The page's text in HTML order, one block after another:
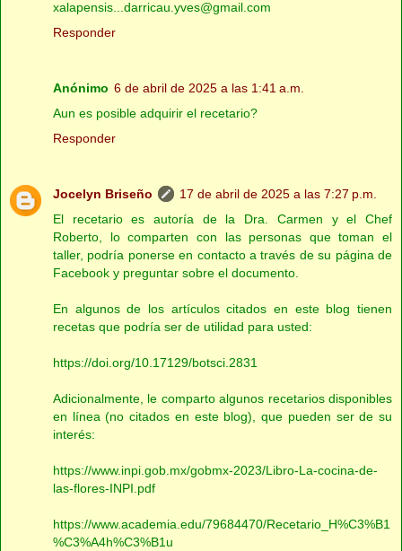
xalapensis...darricau.yves@gmail.com
Responder
Anónimo 6 de abril de 2025 a las 1:41 a.m.
Aun es posible adquirir el recetario?
Responder
Jocelyn Briseño
17 de abril de 2025 a las 7:27 p.m.
El recetario es autoría de la Dra. Carmen y el Chef
Roberto, lo comparten con las personas que toman el
taller, podría ponerse en contacto a través de su página de
Facebook y preguntar sobre el documento.
En algunos de los artículos citados en este blog tienen
recetas que podría ser de utilidad para usted:
https://doi.org/10.17129/botsci.2831
Adicionalmente, le comparto algunos recetarios disponibles
en línea (no citados en este blog), que pueden ser de su
interés:
https://www.inpi.gob.mx/gobmx-2023/Libro-La-cocina-de-
las-flores-INPI.pdf
https://www.academia.edu/79684470/Recetario_H%C3%B1
%C3%A4h%C3%B1u